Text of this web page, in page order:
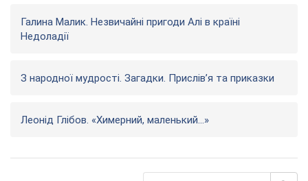
Галина Малик. Незвичайні пригоди Алі в країні
Недоладії
З народної мудрості. Загадки. Прислів’я та приказки
Леонід Глібов. «Химерний, маленький...»